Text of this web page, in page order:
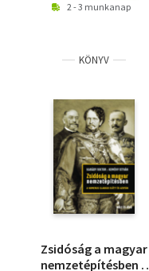
2 - 3 munkanap
KÖNYV
Zsidóság a magyar
nemzetépítésben a